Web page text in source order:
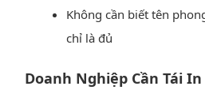
Không cần biết tên
chỉ là đủ
Doanh Nghiệp Cần Tái